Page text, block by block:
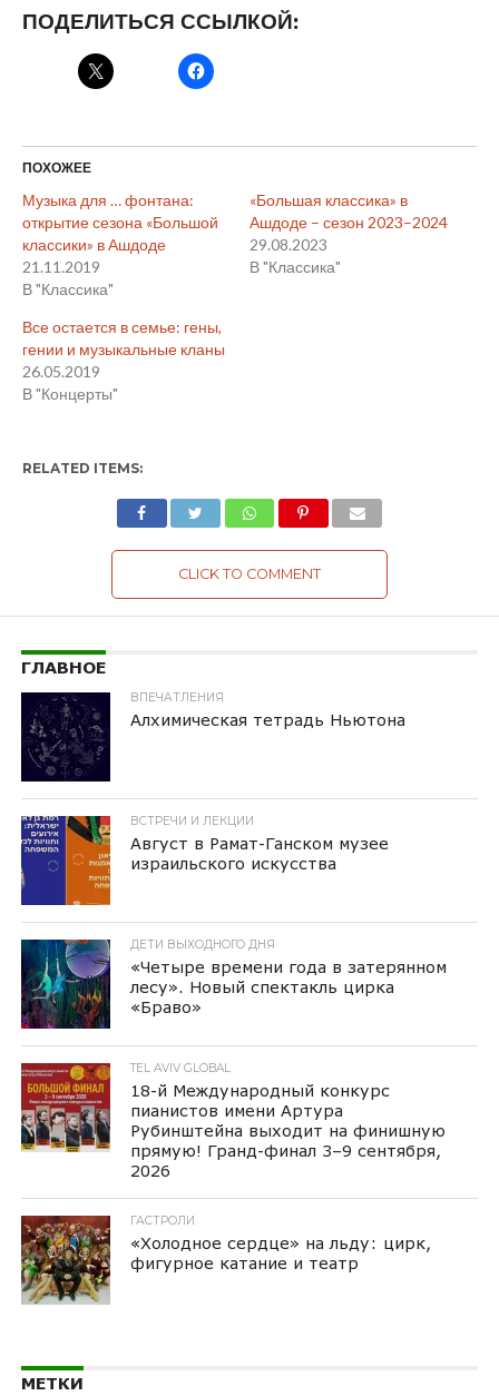
ПОДЕЛИТЬСЯ ССЫЛКОЙ:
ПОХОЖЕЕ
Музыка для … фонтана:
открытие сезона «Большой
классики» в Ашдоде
21.11.2019
В "Классика"
«Большая классика» в
Ашдоде – сезон 2023–2024
29.08.2023
В "Классика"
Все остается в семье: гены,
гении и музыкальные кланы
26.05.2019
В "Концерты"
RELATED ITEMS:
CLICK TO COMMENT
ГЛАВНОЕ
ВПЕЧАТЛЕНИЯ
Алхимическая тетрадь Ньютона
ВСТРЕЧИ И ЛЕКЦИИ
Август в Рамат-Ганском музее
израильского искусства
ДЕТИ ВЫХОДНОГО ДНЯ
«Четыре времени года в затерянном
лесу». Новый спектакль цирка
«Браво»
TEL AVIV GLOBAL
18-й Международный конкурс
пианистов имени Артура
Рубинштейна выходит на финишную
прямую! Гранд-финал 3–9 сентября,
2026
ГАСТРОЛИ
«Холодное сердце» на льду: цирк,
фигурное катание и театр
МЕТКИ